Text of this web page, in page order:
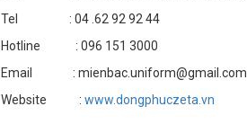
Tel : 04 .62 92 92 44
Hotline : 096 151 3000
Email : mienbac.uniform@gmail.com
Website : www.dongphuczeta.vn